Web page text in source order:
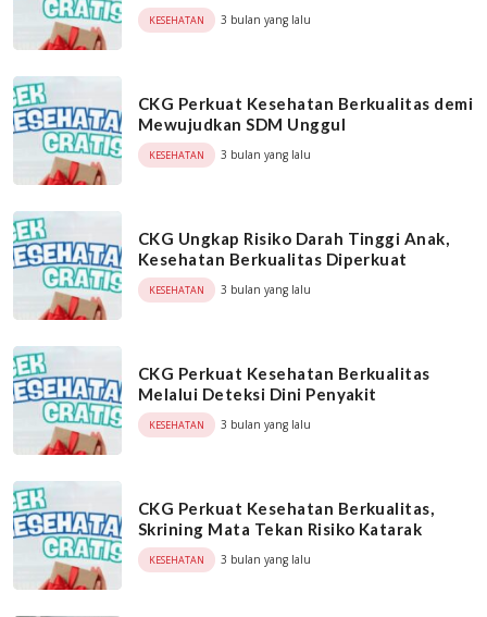
KESEHATAN 3 bulan yang lalu
CKG Perkuat Kesehatan Berkualitas demi
Mewujudkan SDM Unggul
KESEHATAN 3 bulan yang lalu
CKG Ungkap Risiko Darah Tinggi Anak,
Kesehatan Berkualitas Diperkuat
KESEHATAN 3 bulan yang lalu
CKG Perkuat Kesehatan Berkualitas
Melalui Deteksi Dini Penyakit
KESEHATAN 3 bulan yang lalu
CKG Perkuat Kesehatan Berkualitas,
Skrining Mata Tekan Risiko Katarak
KESEHATAN 3 bulan yang lalu